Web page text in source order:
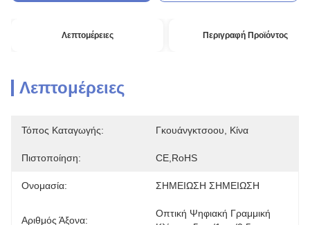
Λεπτομέρειες Περιγραφή Προϊόντος
Λεπτομέρειες
Τόπος Καταγωγής: Γκουάνγκτσοου, Κίνα
Πιστοποίηση: CE,RoHS
Ονομασία: ΣΗΜΕΙΩΣΗ ΣΗΜΕΙΩΣΗ
Αριθμός Άξονα:
Οπτική Ψηφιακή Γραμμική